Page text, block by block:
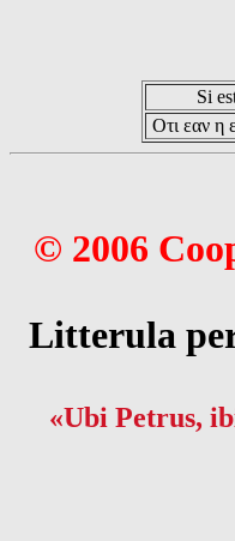
Si
Οτι εαν η
© 2006
Litterula
«Ubi Petrus,